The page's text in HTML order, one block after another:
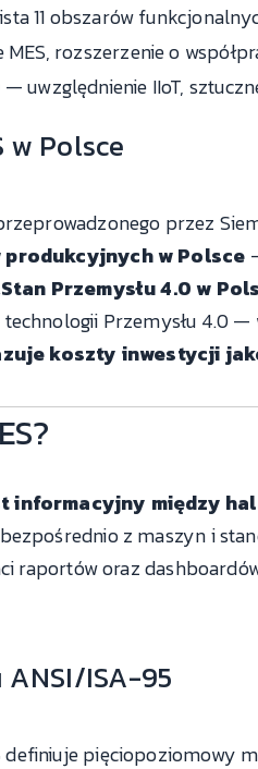
11 obszarów
rozszerzenie o
— uwzględnienie IIoT,
w Polsce
przez
w Polsce
Przemysłu 4.0 w
Przemysłu 4.0
koszty inwestycji
informacyjny między
z maszyn i
raportów oraz
ISA-95
definiuje pięciopoziomowy